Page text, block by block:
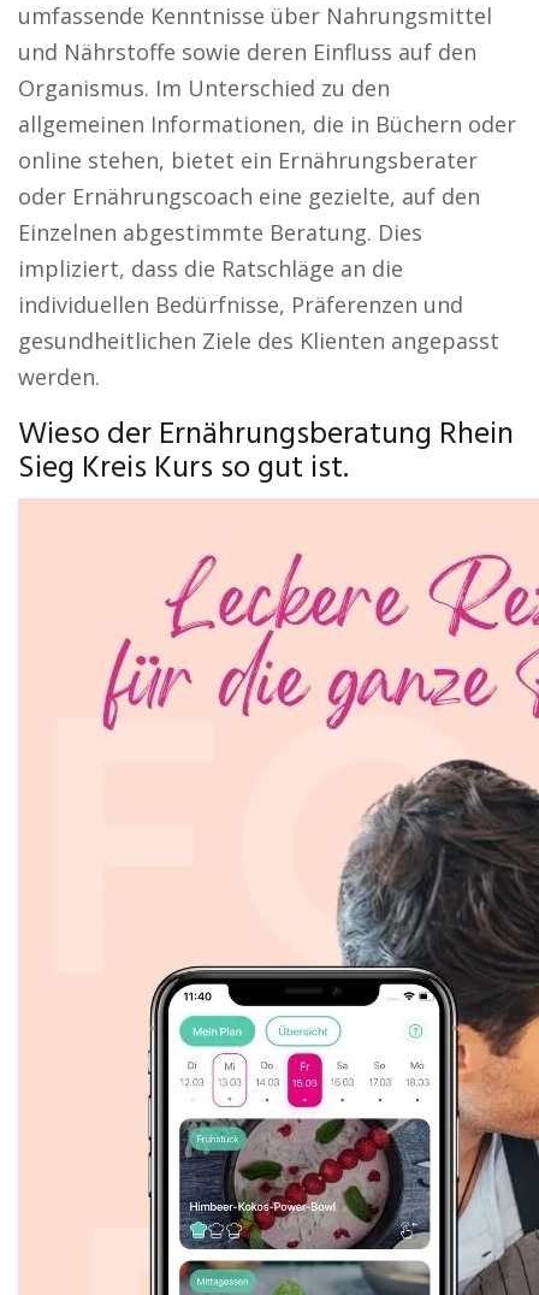
umfassende Kenntnisse über Nahrungsmittel
und Nährstoffe sowie deren Einfluss auf den
Organismus. Im Unterschied zu den
allgemeinen Informationen, die in Büchern oder
online stehen, bietet ein Ernährungsberater
oder Ernährungscoach eine gezielte, auf den
Einzelnen abgestimmte Beratung. Dies
impliziert, dass die Ratschläge an die
individuellen Bedürfnisse, Präferenzen und
gesundheitlichen Ziele des Klienten angepasst
werden.
Wieso der Ernährungsberatung Rhein
Sieg Kreis Kurs so gut ist.